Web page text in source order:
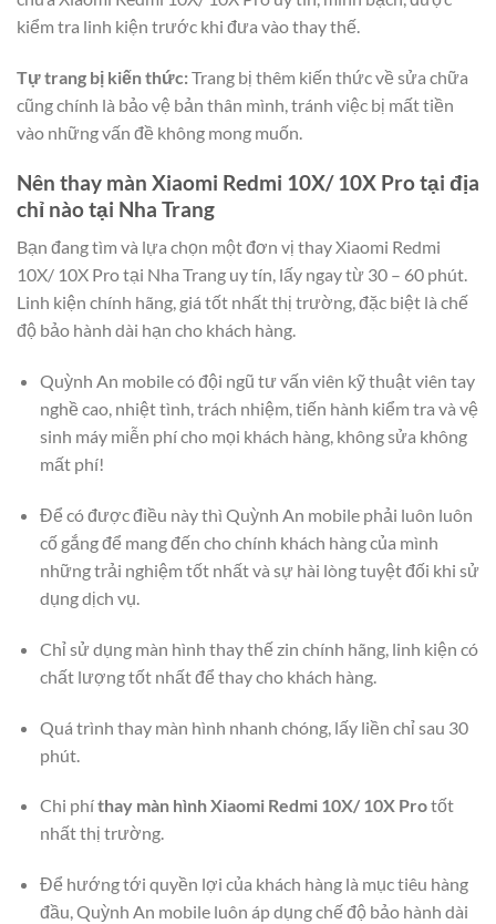
kiểm tra linh kiện trước khi đưa vào thay thế.
Tự trang bị kiến thức:Trang bị thêm kiến thức về sửa chữa
cũng chính là bảo vệ bản thân mình, tránh việc bị mất tiền
vào những vấn đề không mong muốn.
Nên thay màn Xiaomi Redmi 10X/ 10X Pro tại địa
chỉ nào tại Nha Trang
Bạn đang tìm và lựa chọn một đơn vị thay Xiaomi Redmi
10X/ 10X Pro tại Nha Trang uy tín, lấy ngay từ 30 – 60 phút.
Linh kiện chính hãng, giá tốt nhất thị trường, đặc biệt là chế
độ bảo hành dài hạn cho khách hàng.
Quỳnh An mobile có đội ngũ tư vấn viên kỹ thuật viên tay
nghề cao, nhiệt tình, trách nhiệm, tiến hành kiểm tra và vệ
sinh máy miễn phí cho mọi khách hàng, không sửa không
mất phí!
Để có được điều này thì Quỳnh An mobile phải luôn luôn
cố gắng để mang đến cho chính khách hàng của mình
những trải nghiệm tốt nhất và sự hài lòng tuyệt đối khi sử
dụng dịch vụ.
Chỉ sử dụng màn hình thay thế zin chính hãng, linh kiện có
chất lượng tốt nhất để thay cho khách hàng.
Quá trình thay màn hình nhanh chóng, lấy liền chỉ sau 30
phút.
Chi phíthay màn hình Xiaomi Redmi 10X/ 10X Protốt
nhất thị trường.
Để hướng tới quyền lợi của khách hàng là mục tiêu hàng
đầu, Quỳnh An mobile luôn áp dụng chế độ bảo hành dài